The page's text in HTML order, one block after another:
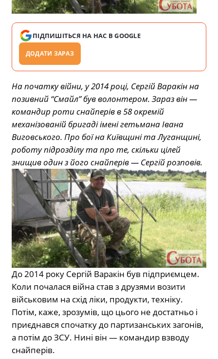
ПІДПИШІТЬСЯ НА НАС В GOOGLE
ДОДАТИ ЗАРАЗ
На початку війни, у 2014 році, Сергій Варакін на
позивний “Смайл” був волонтером. Зараз він —
командир роти снайперів в 58 окремій
механізованій бригаді імені гетьмана Івана
Виговського. Про бої на Київщині та Луганщині,
роботу підрозділу та про те, скільки цілей
знищив один з його снайперів — Сергій розповів.
До 2014 року Сергій Варакін був підприємцем.
Коли почалася війна став з друзями возити
військовим на схід ліки, продукти, техніку.
Потім, каже, зрозумів, що цього не достатньо і
приєднався спочатку до партизанських загонів,
а потім до ЗСУ. Нині він — командир взводу
снайперів.